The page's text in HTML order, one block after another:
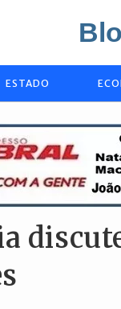
ESTADO